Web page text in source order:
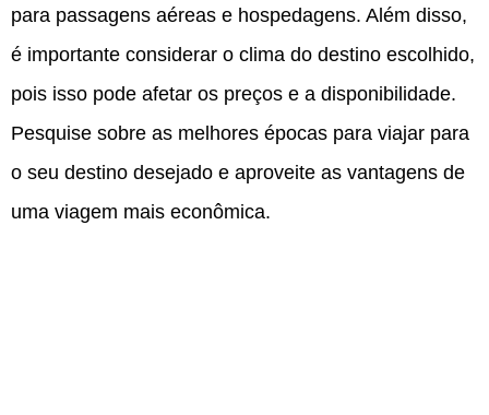
para passagens aéreas e hospedagens. Além disso,
é importante considerar o clima do destino escolhido,
pois isso pode afetar os preços e a disponibilidade.
Pesquise sobre as melhores épocas para viajar para
o seu destino desejado e aproveite as vantagens de
uma viagem mais econômica.